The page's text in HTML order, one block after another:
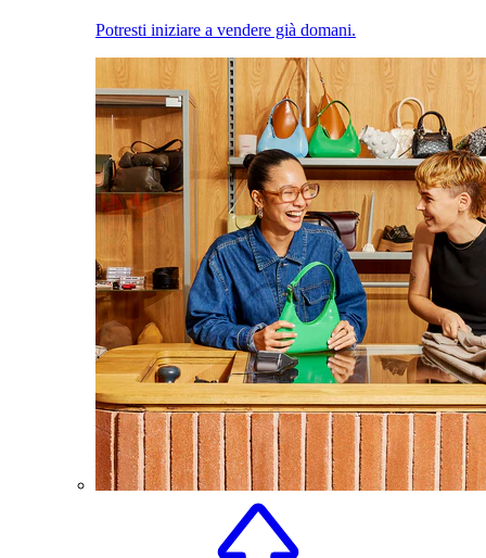
Potresti iniziare a vendere già domani.